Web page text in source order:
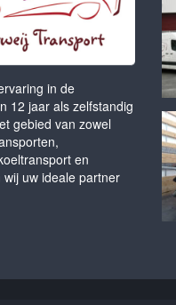
in de
12 jaar als zelfstandig
gebied van zowel
en
uw ideale partner